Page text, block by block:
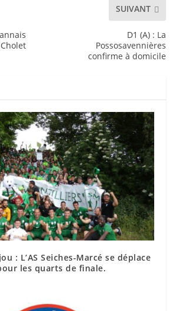
SUIVANT
D1 (A) : La
Possosavennières
confirme à domicile
: L’AS Seiches-Marcé se déplace
les quarts de finale.